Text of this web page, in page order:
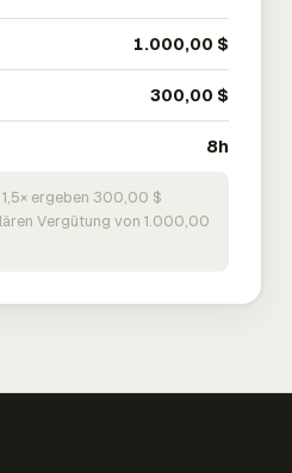
1.000,00 $
300,00 $
8h
ergeben 300,00 $
Vergütung von 1.000,00